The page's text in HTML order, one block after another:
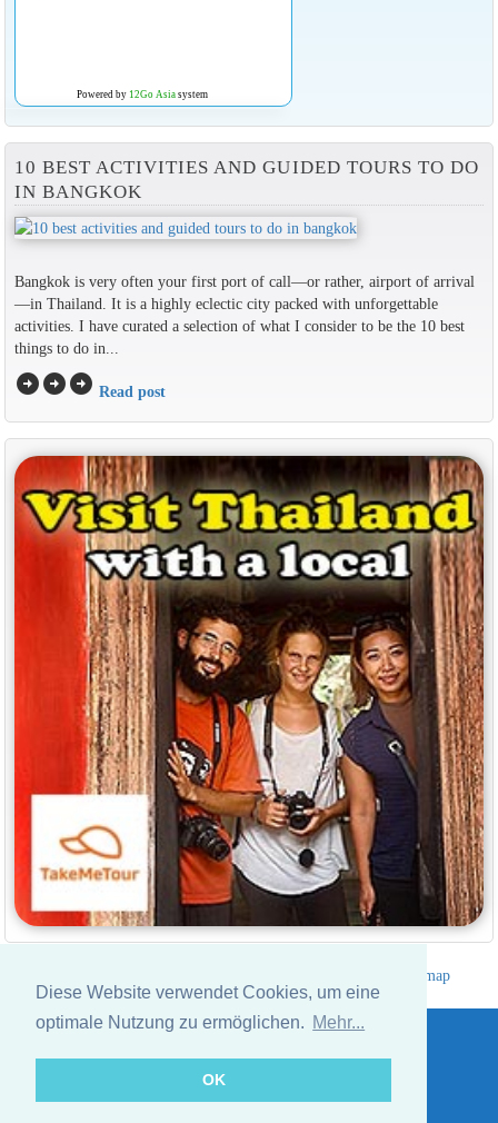
Diese Website verwendet Cookies, um eine
optimale Nutzung zu ermöglichen. Mehr...
OK
Powered by 12Go Asiasystem
10 BEST ACTIVITIES AND GUIDED TOURS TO DO
IN BANGKOK
Bangkok is very often your first port of call—or rather, airport of arrival
—in Thailand. It is a highly eclectic city packed with unforgettable
activities. I have curated a selection of what I consider to be the 10 best
things to do in...
arrow_circle_rightarrow_circle_rightarrow_circle_right Read post
Sitemap
Website © Thailandee.com - 2026